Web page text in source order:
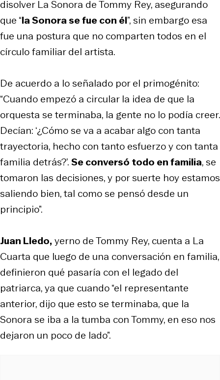
disolver La Sonora de Tommy Rey, asegurando
que “la Sonora se fue con él”, sin embargo esa
fue una postura que no comparten todos en el
círculo familiar del artista.
De acuerdo a lo señalado por el primogénito:
“Cuando empezó a circular la idea de que la
orquesta se terminaba, la gente no lo podía creer.
Decían: ‘¿Cómo se va a acabar algo con tanta
trayectoria, hecho con tanto esfuerzo y con tanta
familia detrás?’.Se conversó todo en familia, se
tomaron las decisiones, y por suerte hoy estamos
saliendo bien, tal como se pensó desde un
principio”.
Juan Lledo,yerno de Tommy Rey, cuenta a La
Cuarta que luego de una conversación en familia,
definieron qué pasaría con el legado del
patriarca, ya que cuando “el representante
anterior, dijo que esto se terminaba, que la
Sonora se iba a la tumba con Tommy, en eso nos
dejaron un poco de lado”.